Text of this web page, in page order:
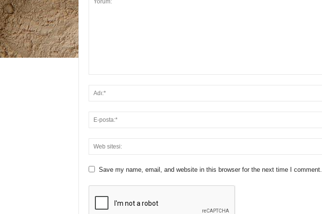
Save my name, email, and website in this browser for the next time I comment.